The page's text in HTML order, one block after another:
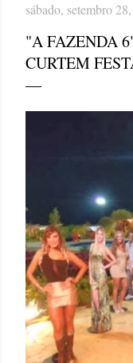
sábado, setembro
"A FAZENDA
CURTEM